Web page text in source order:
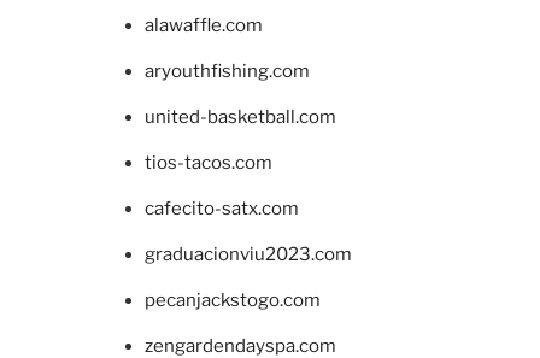
alawaffle.com
aryouthfishing.com
united-basketball.com
tios-tacos.com
cafecito-satx.com
graduacionviu2023.com
pecanjackstogo.com
zengardendayspa.com